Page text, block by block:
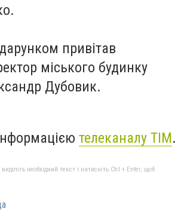
привітав
міського будинку
Дубовик.
телеканалу ТІМ.
необхідний текст і натисніть Ctrl + Enter, щоб